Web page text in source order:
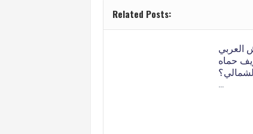
Related Posts:
العربي
حماه
…